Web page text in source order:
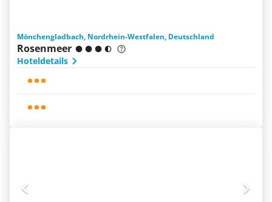
Mönchengladbach, Nordrhein-Westfalen, Deutschland
Rosenmeer
Hoteldetails